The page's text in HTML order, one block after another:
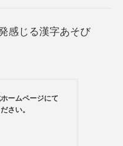
感じる漢字あそび
ームページにて
さい。